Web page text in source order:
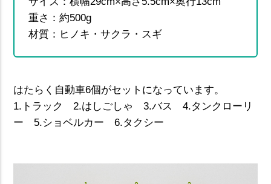
重さ：約500g
材質：ヒノキ・サクラ・スギ
はたらく自動車6個がセットになっています。
1.トラック 2.はしごしゃ 3.バス 4.タンクローリ
ー 5.ショベルカー 6.タクシー